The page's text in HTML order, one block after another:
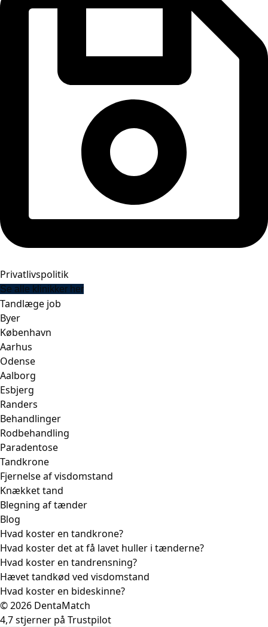
Privatlivspolitik
Se alle klinikker her
Tandlæge job
Byer
København
Aarhus
Odense
Aalborg
Esbjerg
Randers
Behandlinger
Rodbehandling
Paradentose
Tandkrone
Fjernelse af visdomstand
Knækket tand
Blegning af tænder
Blog
Hvad koster en tandkrone?
Hvad koster det at få lavet huller i tænderne?
Hvad koster en tandrensning?
Hævet tandkød ved visdomstand
Hvad koster en bideskinne?
© 2026 DentaMatch
4,7 stjerner på Trustpilot